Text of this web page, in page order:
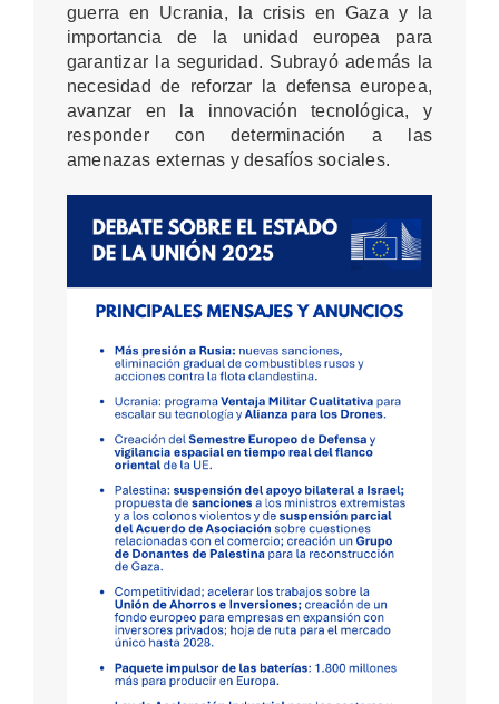
guerra en Ucrania, la crisis en Gaza y la
importancia de la unidad europea para
garantizar la seguridad. Subrayó además la
necesidad de reforzar la defensa europea,
avanzar en la innovación tecnológica, y
responder con determinación a las
amenazas externas y desafíos sociales.